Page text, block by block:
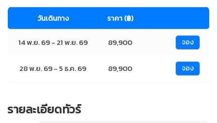
วันเดินทาง ราคา (฿)
14 พ.ย. 69 - 21 พ.ย. 69 89,900 จอง
28 พ.ย. 69 - 5 ธ.ค. 69 89,900 จอง
รายละเอียดทัวร์